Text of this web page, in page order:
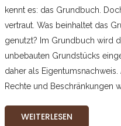
kennt es: das Grundbuch.
vertraut. Was beinhaltet das
genutzt? Im Grundbuch wird
unbebauten Grundstücks
daher als
Rechte und Beschränkungen
WEITERLESEN